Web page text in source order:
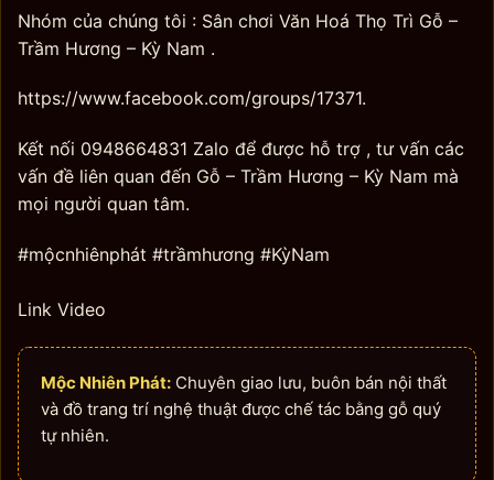
Nhóm của chúng tôi : Sân chơi Văn Hoá Thọ Trì Gỗ –
Trầm Hương – Kỳ Nam .
https://www.facebook.com/groups/17371.
Kết nối 0948664831 Zalo để được hỗ trợ , tư vấn các
vấn đề liên quan đến Gỗ – Trầm Hương – Kỳ Nam mà
mọi người quan tâm.
#mộcnhiênphát #trầmhương #KỳNam
Link Video
Mộc Nhiên Phát: Chuyên giao lưu, buôn bán nội thất
và đồ trang trí nghệ thuật được chế tác bằng gỗ quý
tự nhiên.